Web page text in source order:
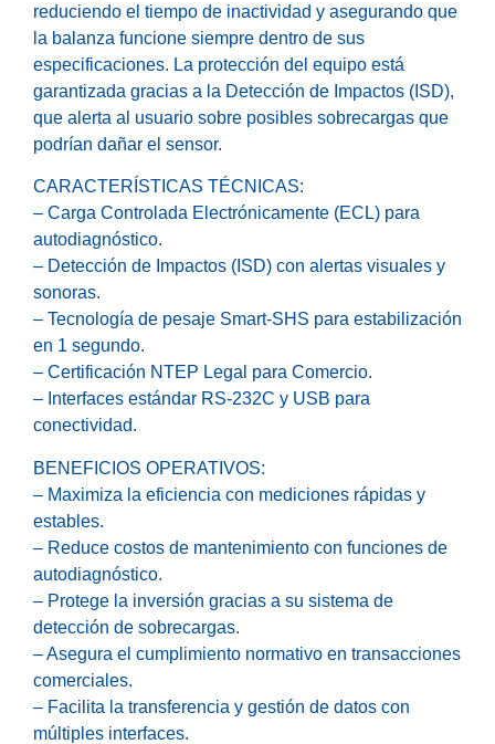
reduciendo el tiempo de inactividad y asegurando que
la balanza funcione siempre dentro de sus
especificaciones. La protección del equipo está
garantizada gracias a la Detección de Impactos (ISD),
que alerta al usuario sobre posibles sobrecargas que
podrían dañar el sensor.
CARACTERÍSTICAS TÉCNICAS:
– Carga Controlada Electrónicamente (ECL) para
autodiagnóstico.
– Detección de Impactos (ISD) con alertas visuales y
sonoras.
– Tecnología de pesaje Smart-SHS para estabilización
en 1 segundo.
– Certificación NTEP Legal para Comercio.
– Interfaces estándar RS-232C y USB para
conectividad.
BENEFICIOS OPERATIVOS:
– Maximiza la eficiencia con mediciones rápidas y
estables.
– Reduce costos de mantenimiento con funciones de
autodiagnóstico.
– Protege la inversión gracias a su sistema de
detección de sobrecargas.
– Asegura el cumplimiento normativo en transacciones
comerciales.
– Facilita la transferencia y gestión de datos con
múltiples interfaces.